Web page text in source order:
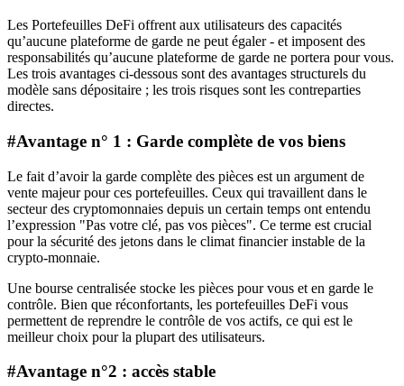
Les Portefeuilles DeFi offrent aux utilisateurs des capacités
qu’aucune plateforme de garde ne peut égaler - et imposent des
responsabilités qu’aucune plateforme de garde ne portera pour vous.
Les trois avantages ci-dessous sont des avantages structurels du
modèle sans dépositaire ; les trois risques sont les contreparties
directes.
#Avantage n° 1 : Garde complète de vos biens
Le fait d’avoir la garde complète des pièces est un argument de
vente majeur pour ces portefeuilles. Ceux qui travaillent dans le
secteur des cryptomonnaies depuis un certain temps ont entendu
l’expression "Pas votre clé, pas vos pièces". Ce terme est crucial
pour la sécurité des jetons dans le climat financier instable de la
crypto-monnaie.
Une bourse centralisée stocke les pièces pour vous et en garde le
contrôle. Bien que réconfortants, les portefeuilles DeFi vous
permettent de reprendre le contrôle de vos actifs, ce qui est le
meilleur choix pour la plupart des utilisateurs.
#Avantage n°2 : accès stable